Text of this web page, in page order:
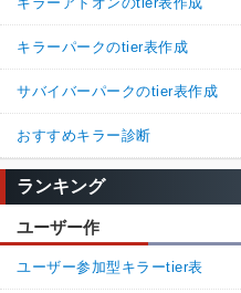
キラーパークのtier表作成
サバイバーパークのtier表作成
おすすめキラー診断
ランキング
ユーザー作
ユーザー参加型キラーtier表